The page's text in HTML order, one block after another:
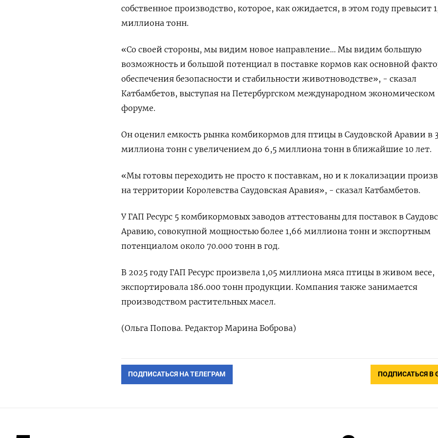
собственное производство, которое, как ожидается, в ‌этом году превысит
миллиона тонн.
«Со своей ​стороны, мы видим новое направление... Мы видим большую
возможность и ‌большой потенциал в поставке кормов как основной
обеспечения безопасности и стабильности животноводстве», - сказал
Катбамбетов, выступая на ​Петербургском международном экономическом ​
форуме.
Он оценил ‌емкость рынка комбикормов для птицы в Саудовской Аравии в
миллиона тонн с увеличением до 6,5 миллиона тонн в ближайшие 10 лет.
«Мы готовы переходить не просто к поставкам, но и к локализации
на территории Королевства Саудовская Аравия», - сказал Катбамбетов.
У ГАП Ресурс 5 комбикормовых заводов аттестованы ​для поставок в
⁠Аравию, совокупной мощностью более 1,66 миллиона тонн и экспортным
потенциалом около 70.000 ‌тонн в год.
В 2025 году ГАП Ресурс ‌произвела 1,05 миллиона мяса птицы в живом весе,
экспортировала 186.000 ​тонн продукции. Компания также занимается
производством растительных ‌масел.
(Ольга Попова. Редактор Марина Боброва)
ПОДПИСАТЬСЯ НА ТЕЛЕГРАМ ПОДПИСАТЬСЯ В